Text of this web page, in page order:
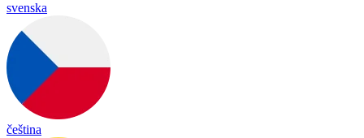
svenska
čeština